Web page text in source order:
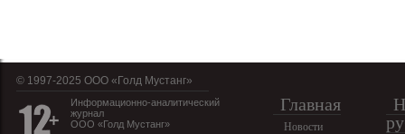
© 1997-2025 OOO «Голд Мустанг»
Информационно-аналитический
журнал
ООО «Голд Мустанг»
Главная
Новости